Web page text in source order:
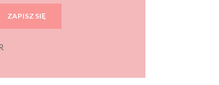
ZAPISZ SIĘ